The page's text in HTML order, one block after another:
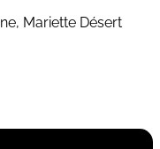
Mariette Désert